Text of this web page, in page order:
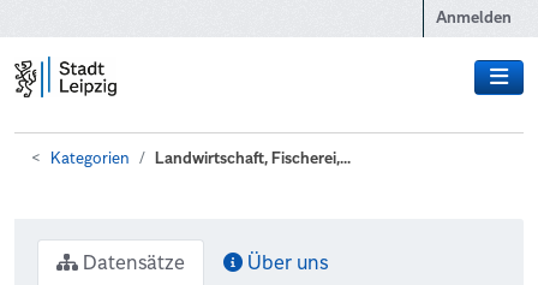
Anmelden
Kategorien Landwirtschaft, Fischerei,...
Datensätze Über uns